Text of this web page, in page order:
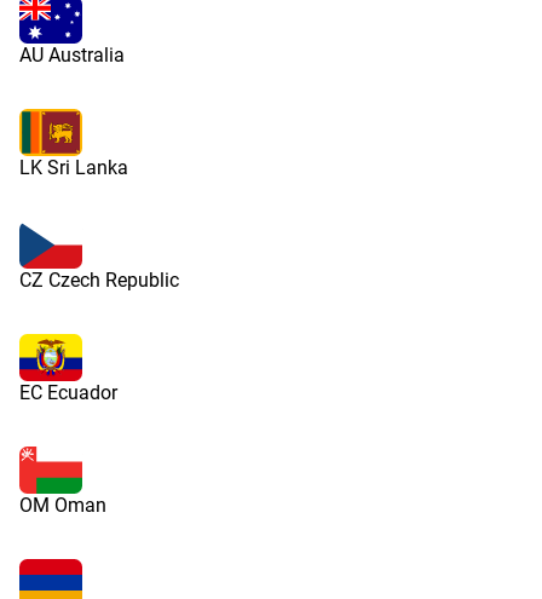
AU Australia
LK Sri Lanka
CZ Czech Republic
EC Ecuador
OM Oman